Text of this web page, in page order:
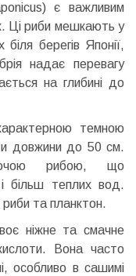
є важливим
Ці риби мешкають у
берегів Японії,
надає перевагу
на глибині до
темною
довжини до 50 см.
рибою, що
більш теплих вод.
риби та планктон.
ніжне та смачне
Вона часто
особливо в сашимі